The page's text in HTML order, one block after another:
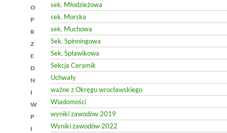
wpisu
O
P
R
Z
E
D
N
I
W
P
I
sek. Młodzieżowa
sek. Morska
sek. Muchowa
Sek. Spinningowa
Sek. Spławikowa
Sekcja Ceramik
Uchwały
ważne z Okręgu wrocławskiego
Wiadomości
wyniki zawodów 2019
Wyniki zawodów 2022